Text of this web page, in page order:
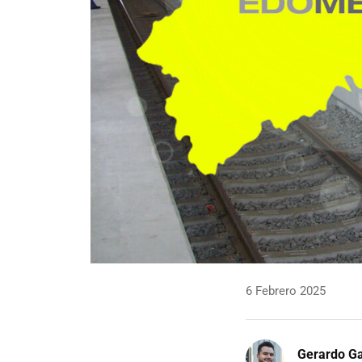
6 Febrero 2025
Gerardo